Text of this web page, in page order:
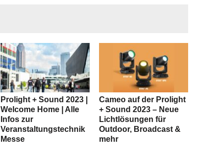
Prolight + Sound 2023 |
Welcome Home | Alle
Infos zur
Veranstaltungstechnik
Messe
Cameo auf der Prolight
+ Sound 2023 – Neue
Lichtlösungen für
Outdoor, Broadcast &
mehr